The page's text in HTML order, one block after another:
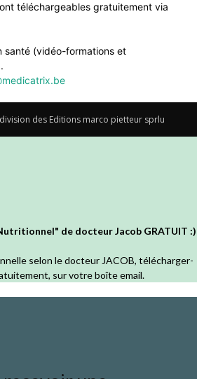
téléchargeables gratuitement via
santé (vidéo-formations et
des Editions marco pietteur sprlu
de docteur Jacob GRATUIT :)
selon le docteur JACOB, télécharger-
sur votre boîte email.